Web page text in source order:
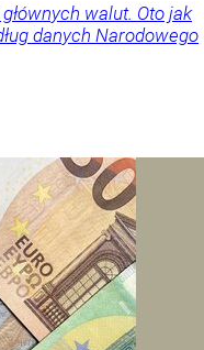
walut. Oto jak
danych Narodowego